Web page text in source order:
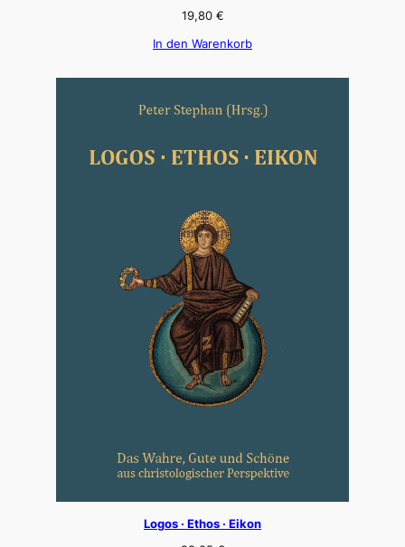
19,80 €
In den Warenkorb
Logos · Ethos · Eikon